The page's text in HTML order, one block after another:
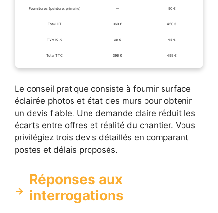
Fournitures (peinture, primaire) — 90 €
Total HT 360 € 450 €
TVA 10 % 36 € 45 €
Total TTC 396 € 495 €
Le conseil pratique consiste à fournir surface
éclairée photos et état des murs pour obtenir
un devis fiable. Une demande claire réduit les
écarts entre offres et réalité du chantier. Vous
privilégiez trois devis détaillés en comparant
postes et délais proposés.
Réponses aux
interrogations